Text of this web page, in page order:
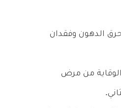
الدهون وفقدان
من مرض